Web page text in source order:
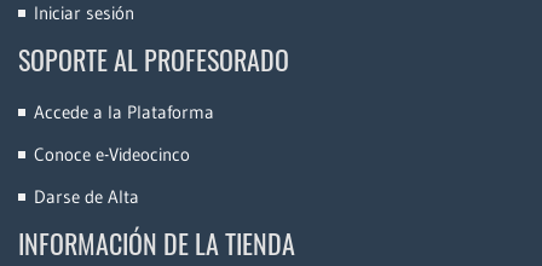
Iniciar sesión
SOPORTE AL PROFESORADO
Accede a la Plataforma
Conoce e-Videocinco
Darse de Alta
INFORMACIÓN DE LA TIENDA